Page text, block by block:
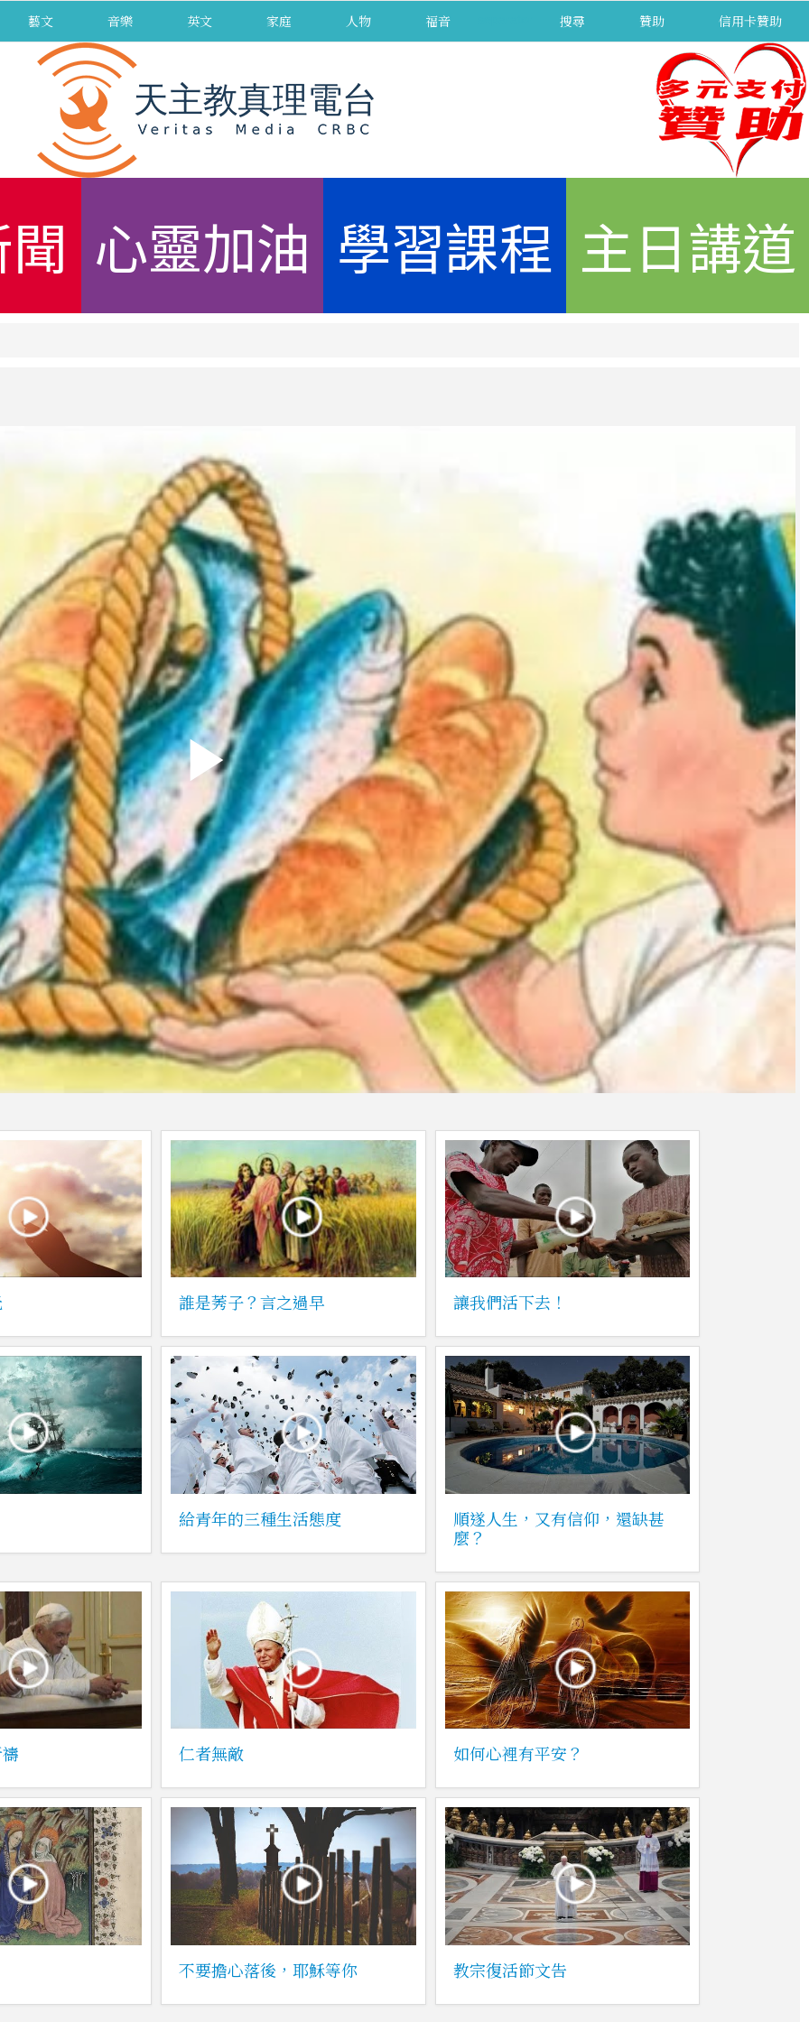
藝文 音樂 英文 家庭 人物 福音 搜尋 贊助 信用卡贊助
心靈加油 學習課程 主日講道
誰是莠子？言之過早 讓我們活下去！
給青年的三種生活態度
順遂人生，又有信仰，還缺甚
麼？
仁者無敵 如何心裡有平安？
不要擔心落後，耶穌等你 教宗復活節文告